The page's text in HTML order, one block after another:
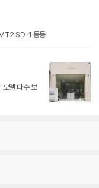
SD-1 등등
모델 다수 보